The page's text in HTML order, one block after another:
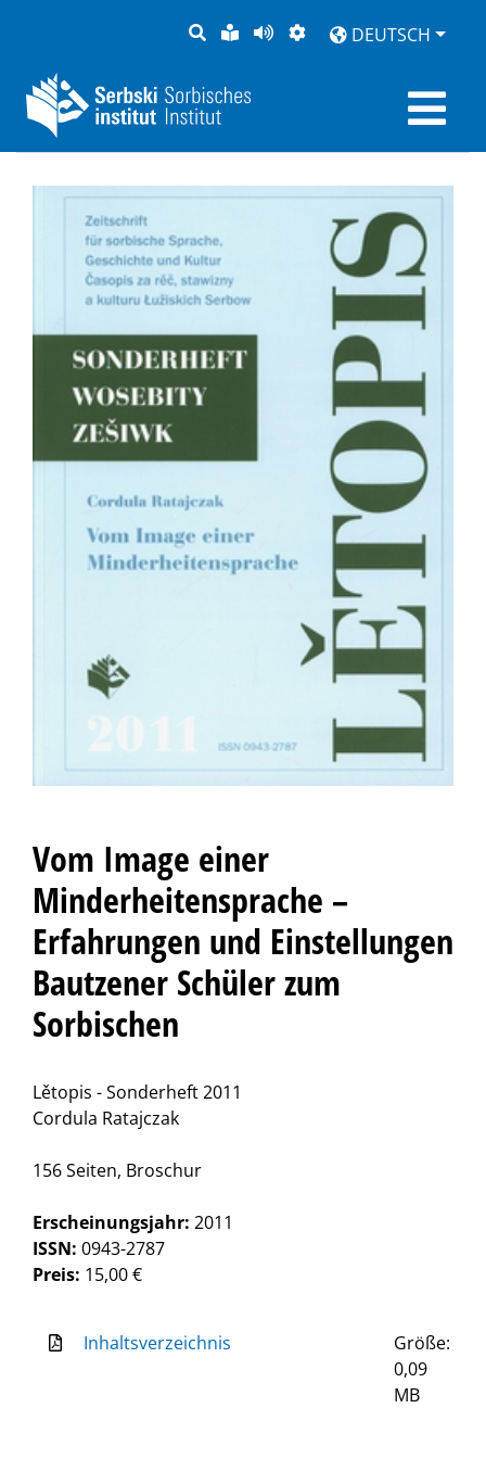
SUCHELEICHTE
SPRACHE
SEITEDARSTELLUNG
DEUTSCH
Vom Image einer
Minderheitensprache –
Erfahrungen und Einstellungen
Bautzener Schüler zum
Sorbischen
Lětopis - Sonderheft 2011
Cordula Ratajczak
156 Seiten, Broschur
Erscheinungsjahr: 2011
ISSN: 0943-2787
Preis: 15,00 €
Inhaltsverzeichnis
Größe:
0,09
MB